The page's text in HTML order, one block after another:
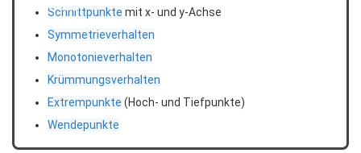
immer laden
Schnittpunkte mit x- und y-Achse
Symmetrieverhalten
Monotonieverhalten
Krümmungsverhalten
Extrempunkte (Hoch- und Tiefpunkte)
Wendepunkte